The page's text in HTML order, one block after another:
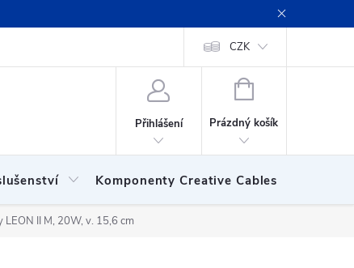
obchodu Podmínky ochrany
CZK
Přihlášení
NÁKUPNÍ
Prázdný košík
Komponenty Creative Cables
II M, 20W, v. 15,6 cm